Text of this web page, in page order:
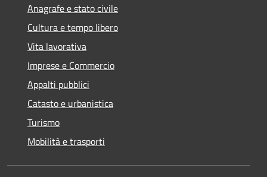
Anagrafe e stato civile
Cultura e tempo libero
Vita lavorativa
Imprese e Commercio
Appalti pubblici
Catasto e urbanistica
Turismo
Mobilità e trasporti